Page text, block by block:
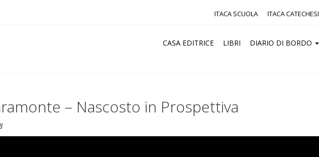
ITACA SCUOLA ITACA CATECHESI
CASA EDITRICE LIBRI DIARIO DI BORDO
– Nascosto in Prospettiva